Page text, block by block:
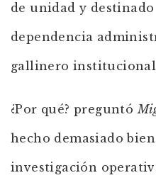
de unidad y
dependencia
gallinero
¿Por qué? preguntó
hecho demasiado
investigación